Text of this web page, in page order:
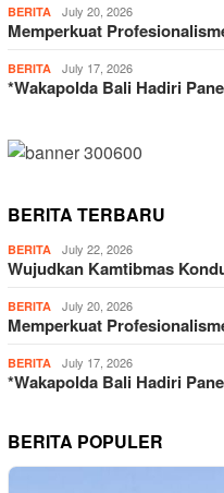
BERITA July 20, 2026
Memperkuat
BERITA July 17, 2026
*Wakapolda Bali Hadiri
BERITA TERBARU
BERITA July 22, 2026
Wujudkan Kamtibmas
BERITA July 20, 2026
Memperkuat
BERITA July 17, 2026
*Wakapolda Bali Hadiri
BERITA POPULER